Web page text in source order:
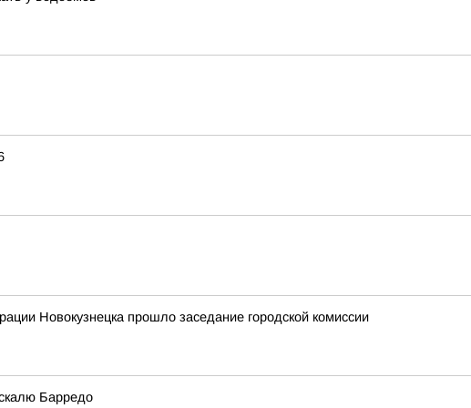
Новокузнецка прошло заседание городской комиссии
Барредо